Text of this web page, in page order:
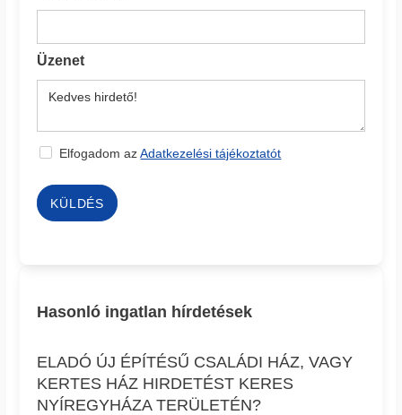
Üzenet
Elfogadom azAdatkezelési tájékoztatót
KÜLDÉS
Hasonló ingatlan hírdetések
ELADÓ ÚJ ÉPÍTÉSŰ CSALÁDI HÁZ, VAGY
KERTES HÁZ HIRDETÉST KERES
NYÍREGYHÁZA TERÜLETÉN?